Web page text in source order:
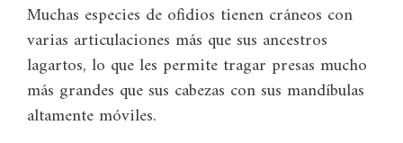
Muchas especies de ofidios tienen cráneos con
varias articulaciones más que sus ancestros
lagartos, lo que les permite tragar presas mucho
más grandes que sus cabezas con sus mandíbulas
altamente móviles.